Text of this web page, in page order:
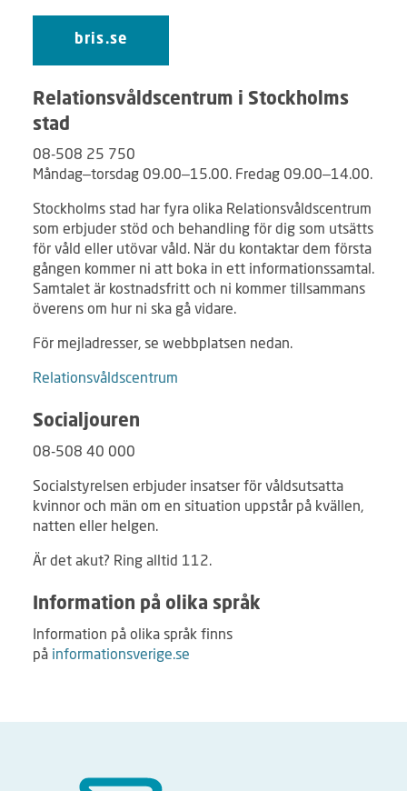
bris.se
Relationsvåldscentrum i Stockholms
stad
08-508 25 750
Måndag–torsdag 09.00–15.00. Fredag 09.00–14.00.
Stockholms stad har fyra olika Relationsvåldscentrum
som erbjuder stöd och behandling för dig som utsätts
för våld eller utövar våld. När du kontaktar dem första
gången kommer ni att boka in ett informationssamtal.
Samtalet är kostnadsfritt och ni kommer tillsammans
överens om hur ni ska gå vidare.
För mejladresser, se webbplatsen nedan.
Relationsvåldscentrum
Socialjouren
08-508 40 000
Socialstyrelsen erbjuder insatser för våldsutsatta
kvinnor och män om en situation uppstår på kvällen,
natten eller helgen.
Är det akut? Ring alltid 112.
Information på olika språk
Information på olika språk finns
på informationsverige.se